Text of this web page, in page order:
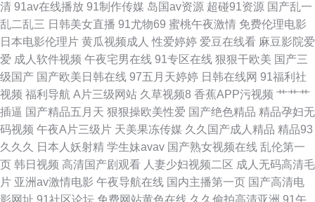
av在线网址 后入极品反jk女友 天堂资源中文在线资源 国产91探花网站 日韩
精品一二三区 青娱乐92 97碰超人人 精伊射www网站 久草精品国产系列 国
产精品十八区在线 九一看片首页入口 性爱欧美成人 国产精品欧美中文 精品
123区 91av狼友 国产精品啪啪啪啪 黄色吃瓜网 91福利微拍导航 久久青青草
官网 欧美性爱区网 午夜福利院91N 久久成人免费视频 欧亚男同性交 网址大
全 成人次元看片 AV无码导航 成人午夜在线观看福利 精品一线在线 国产精品
清 91av在线播放 91制作传媒 岛国av资源 超碰91资源 国产乱一
乱二乱三 日韩美女直播 91尤物69 蜜桃午夜激情 免费伦理电影
日本电影伦理片 黄瓜视频成人 性爱婷婷 爱豆在线看 麻豆影院爱
爱 成人软件视频 午夜宅男在线 91专区在线 狠狠干欧美 国产三
级国产 国产欧美日韩在线 97五月天婷婷 日韩在线网 91福利社
视频 福利导航 A片三级网站 久草视频8 香蕉APP污视频 艹艹艹
插逼 国产精品五月天 狠狠操欧美性爱 国产绝色精品 精品孕妇无
码视频 午夜A片三级片 天美果冻传媒 久久国产成人精品 精品93
久久久
日本人妖射精 学生妹avav 国产熟女视频在线 乱伦第一
页 韩日视频 高清国产剧观看 人妻少妇视频二区 成人无码高清毛
片 亚洲av激情电影 午夜导航在线 国内主播第一页 国产高清电
影网址 91社区论坛 免费网站黄色在线 久久偷拍高清亚洲 91午